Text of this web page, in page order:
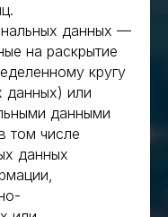
данных —
на раскрытие
кругу
данных) или
данными
том числе
данных